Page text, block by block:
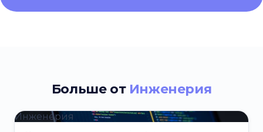
Больше от Инженерия
Инженерия